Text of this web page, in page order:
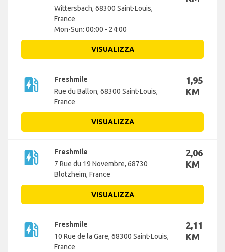
Wittersbach, 68300 Saint-Louis,
France
Mon-Sun: 00:00 - 24:00
VISUALIZZA
ev_station
Freshmile
Rue du Ballon, 68300 Saint-Louis,
France
1,95
KM
VISUALIZZA
ev_station
Freshmile
7 Rue du 19 Novembre, 68730
Blotzheim, France
2,06
KM
VISUALIZZA
ev_station
Freshmile
10 Rue de la Gare, 68300 Saint-Louis,
France
2,11
KM